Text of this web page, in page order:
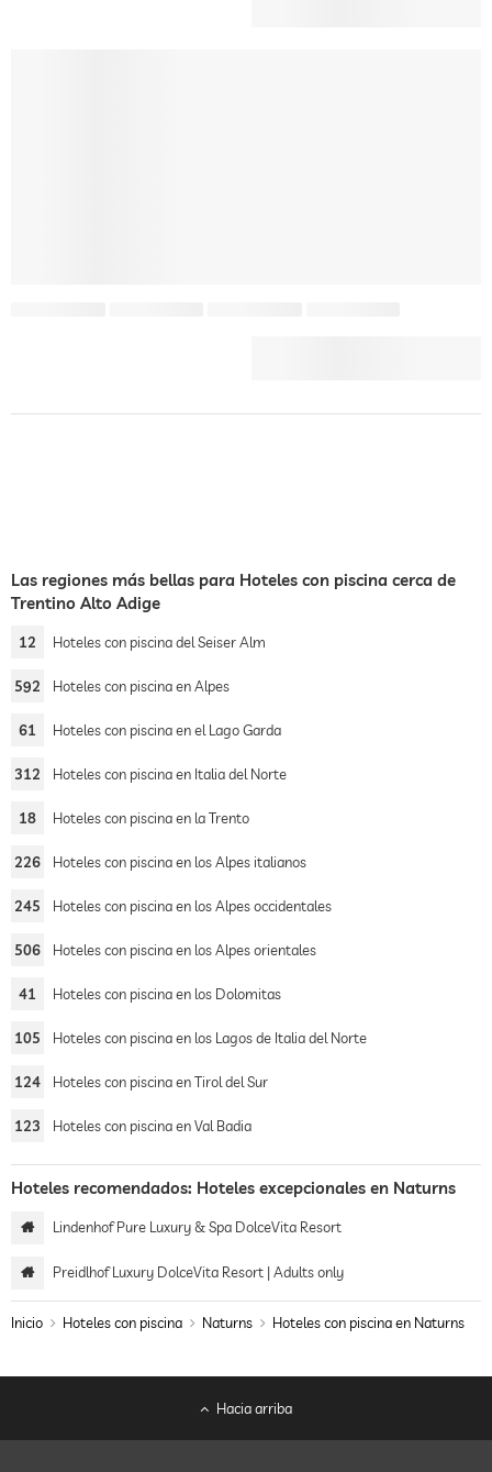
Las regiones más bellas para Hoteles con piscina cerca de
Trentino Alto Adige
12 Hoteles con piscina del Seiser Alm
592 Hoteles con piscina en Alpes
61 Hoteles con piscina en el Lago Garda
312 Hoteles con piscina en Italia del Norte
18 Hoteles con piscina en la Trento
226 Hoteles con piscina en los Alpes italianos
245 Hoteles con piscina en los Alpes occidentales
506 Hoteles con piscina en los Alpes orientales
41 Hoteles con piscina en los Dolomitas
105 Hoteles con piscina en los Lagos de Italia del Norte
124 Hoteles con piscina en Tirol del Sur
123 Hoteles con piscina en Val Badia
Hoteles recomendados: Hoteles excepcionales en Naturns
Lindenhof Pure Luxury & Spa DolceVita Resort
Preidlhof Luxury DolceVita Resort | Adults only
Inicio Hoteles con piscina Naturns Hoteles con piscina en Naturns
Hacia arriba